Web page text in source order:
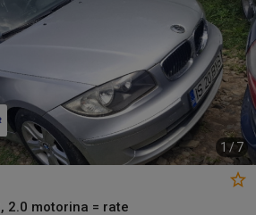
1 / 7
2.0 motorina = rate